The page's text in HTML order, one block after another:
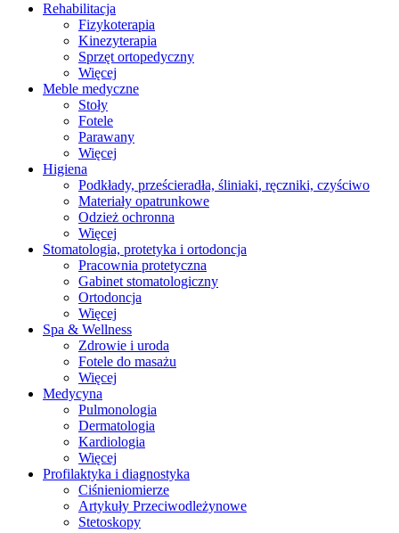
Rehabilitacja
Fizykoterapia
Kinezyterapia
Sprzęt ortopedyczny
Więcej
Meble medyczne
Stoły
Fotele
Parawany
Więcej
Higiena
Podkłady, prześcieradła, śliniaki, ręczniki, czyściwo
Materiały opatrunkowe
Odzież ochronna
Więcej
Stomatologia, protetyka i ortodoncja
Pracownia protetyczna
Gabinet stomatologiczny
Ortodoncja
Więcej
Spa & Wellness
Zdrowie i uroda
Fotele do masażu
Więcej
Medycyna
Pulmonologia
Dermatologia
Kardiologia
Więcej
Profilaktyka i diagnostyka
Ciśnieniomierze
Artykuły Przeciwodleżynowe
Stetoskopy